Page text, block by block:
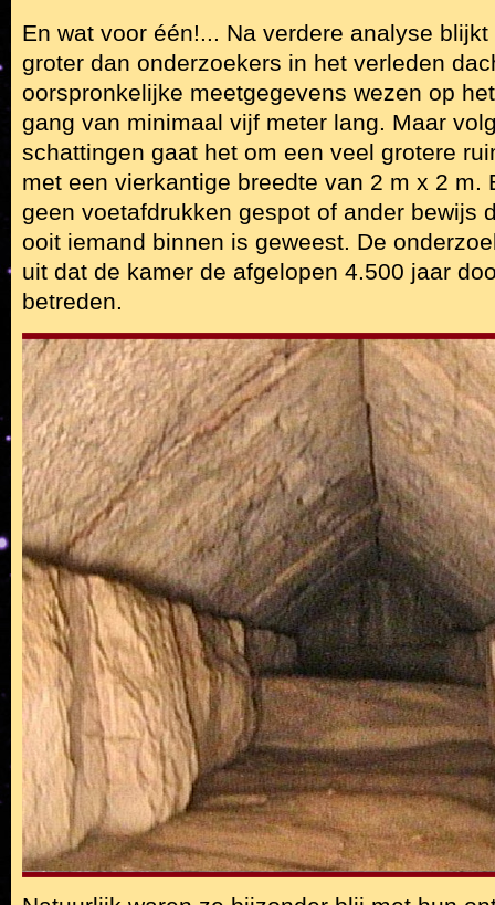
En wat voor één!... Na verdere analyse
groter dan onderzoekers in het verleden
oorspronkelijke meetgegevens wezen op
gang van minimaal vijf meter lang. Maar
schattingen gaat het om een veel grotere
met een vierkantige breedte van 2 m x 2 m.
geen voetafdrukken gespot of ander bewijs
ooit iemand binnen is geweest. De
uit dat de kamer de afgelopen 4.500 jaar
betreden.